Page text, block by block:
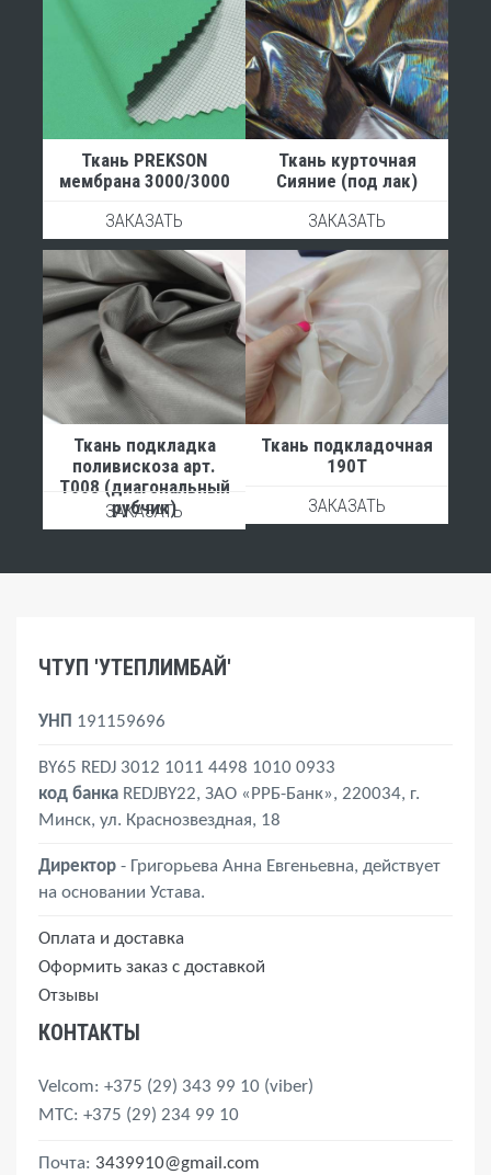
Ткань PREKSON
мембрана 3000/3000
ЗАКАЗАТЬ
Ткань курточная
Сияние (под лак)
ЗАКАЗАТЬ
Ткань подкладка
поливискоза арт.
Т008 (диагональный
рубчик)
ЗАКАЗАТЬ
Ткань подкладочная
190Т
ЗАКАЗАТЬ
ЧТУП 'УТЕПЛИМБАЙ'
УНП 191159696
BY65 REDJ 3012 1011 4498 1010 0933
код банка REDJBY22, ЗАО «РРБ-Банк», 220034, г.
Минск, ул. Краснозвездная, 18
Директор - Григорьева Анна Евгеньевна, действует
на основании Устава.
Оплата и доставка
Оформить заказ с доставкой
Отзывы
КОНТАКТЫ
Velcom: +375 (29) 343 99 10 (viber)
MTС: +375 (29) 234 99 10
Почта: 3439910@gmail.com